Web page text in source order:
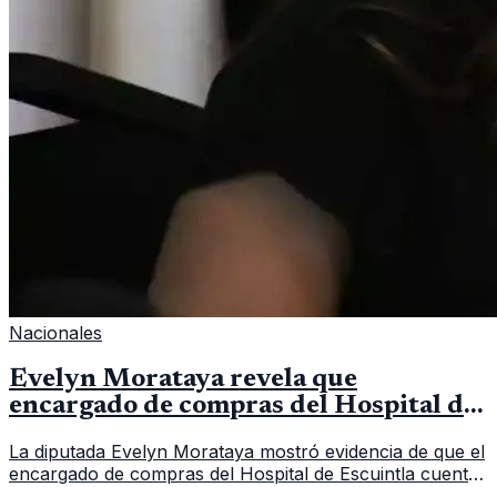
Nacionales
Evelyn Morataya revela que
encargado de compras del Hospital de
La diputada Evelyn Morataya mostró evidencia de que el
encargado de compras del Hospital de Escuintla cuenta